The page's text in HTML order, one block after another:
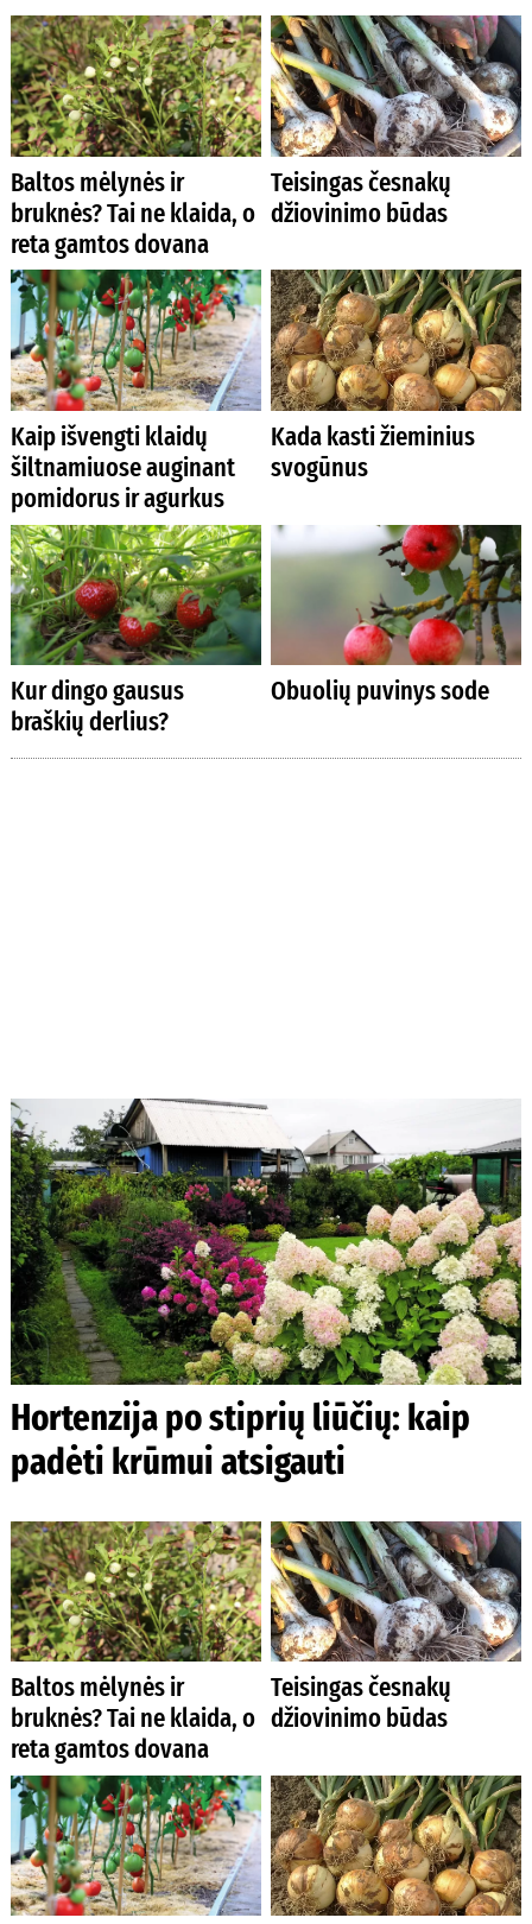
Baltos mėlynės ir
bruknės? Tai ne klaida, o
reta gamtos dovana
Teisingas česnakų
džiovinimo būdas
Kaip išvengti klaidų
šiltnamiuose auginant
pomidorus ir agurkus
Kada kasti žieminius
svogūnus
Kur dingo gausus
braškių derlius?
Obuolių puvinys sode
Hortenzija po stiprių liūčių: kaip
padėti krūmui atsigauti
Baltos mėlynės ir
bruknės? Tai ne klaida, o
reta gamtos dovana
Teisingas česnakų
džiovinimo būdas